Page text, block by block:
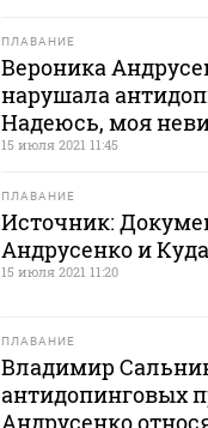
ПЛАВАНИЕ
Вероника
нарушала
Надеюсь, моя
15 июля 2021 11:45
ПЛАВАНИЕ
Источник:
Андрусенко и
15 июля 2021 11:20
ПЛАВАНИЕ
Владимир
антидопинговых
Андрусенко